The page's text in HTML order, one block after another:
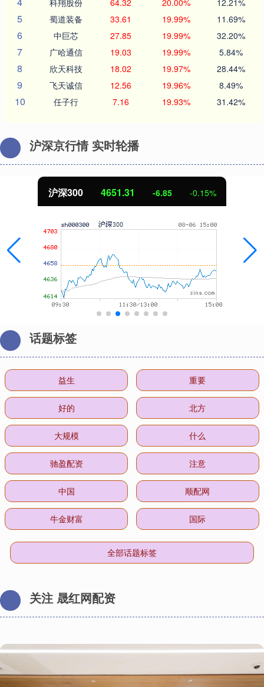
科翔股份 64.32 20.00% 12.21%
5 蜀道装备 33.61 19.99% 11.69%
6 中巨芯 27.85 19.99% 32.20%
7 广哈通信 19.03 19.99% 5.84%
8 欣天科技 18.02 19.97% 28.44%
9 飞天诚信 12.56 19.96% 8.49%
10 任子行 7.16 19.93% 31.42%
沪深京行情 实时轮播
沪深300 4651.31 -6.85 -0.15%
话题标签
益生 重要
好的 北方
大规模 什么
驰盈配资 注意
中国 顺配网
牛金财富 国际
全部话题标签
关注 晟红网配资